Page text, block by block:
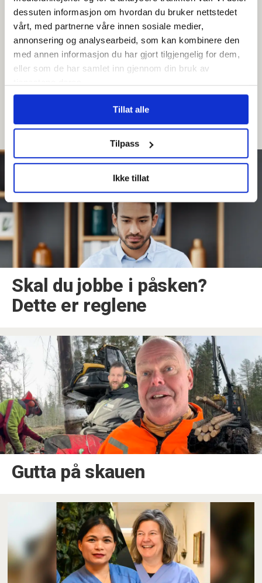
dessuten informasjon om hvordan du bruker nettstedet
vårt, med partnerne våre innen sosiale medier,
annonsering og analysearbeid, som kan kombinere den
med annen informasjon du har gjort tilgjengelig for dem,
eller som de har samlet inn gjennom din bruk av
Tillat alle
Tilpass
Ikke tillat
Fagbrev på jobb
Skal du jobbe i påsken?
Dette er reglene
Gutta på skauen